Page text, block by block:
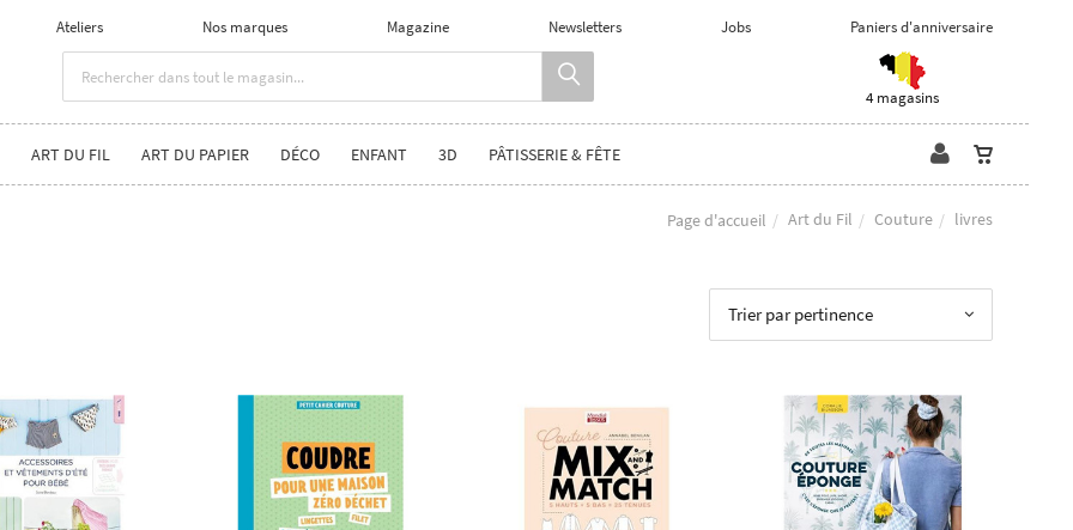
Ateliers Nos marques Magazine Newsletters Jobs Paniers d'anniversaire
4 magasins
ART DU FIL ART DU PAPIER DÉCO ENFANT 3D PÂTISSERIE & FÊTE
Page d'accueil Art du Fil Couture livres
Trier par pertinence